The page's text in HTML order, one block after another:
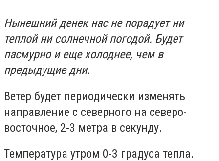
Нынешний денек нас не порадует ни
теплой ни солнечной погодой. Будет
пасмурно и еще холоднее, чем в
предыдущие дни.
Ветер будет периодически изменять
направление с северного на северо-
восточное, 2-3 метра в секунду.
Температура утром 0-3 градуса тепла.